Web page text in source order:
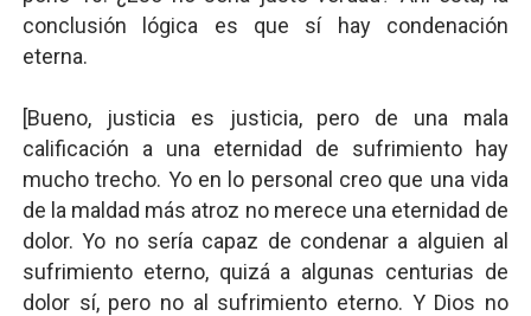
conclusión lógica es que sí hay condenación
eterna.
[Bueno, justicia es justicia, pero de una mala
calificación a una eternidad de sufrimiento hay
mucho trecho. Yo en lo personal creo que una vida
de la maldad más atroz no merece una eternidad de
dolor. Yo no sería capaz de condenar a alguien al
sufrimiento eterno, quizá a algunas centurias de
dolor sí, pero no al sufrimiento eterno. Y Dios no